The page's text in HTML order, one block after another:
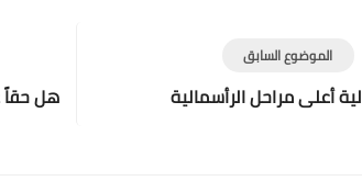
هل حقاً
الموضوع السابق
أعلى مراحل الرأسمالية